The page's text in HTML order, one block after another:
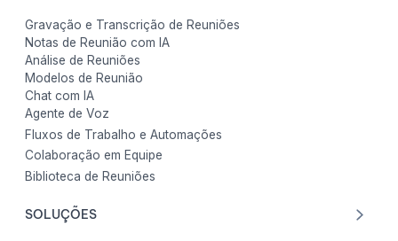
Gravação e Transcrição de Reuniões
Notas de Reunião com IA
Análise de Reuniões
Modelos de Reunião
Chat com IA
Agente de Voz
Fluxos de Trabalho e Automações
Colaboração em Equipe
Biblioteca de Reuniões
SOLUÇÕES